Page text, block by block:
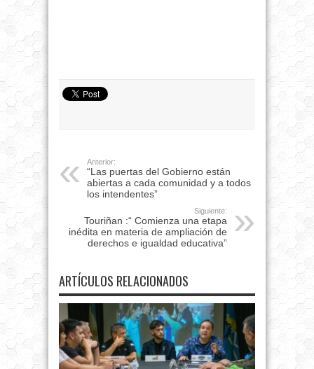
Anterior:
“Las puertas del Gobierno están
abiertas a cada comunidad y a todos
los intendentes”
Siguiente:
Touriñan :“ Comienza una etapa
inédita en materia de ampliación de
derechos e igualdad educativa”
ARTÍCULOS RELACIONADOS